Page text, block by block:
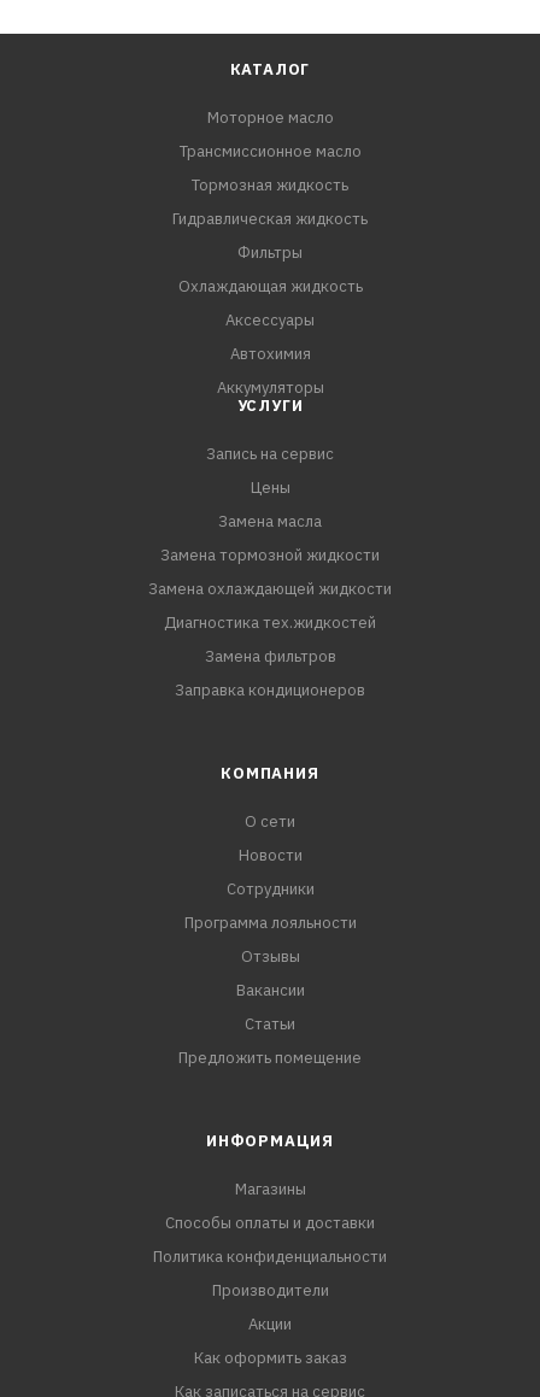
КАТАЛОГ
Моторное масло
Трансмиссионное масло
Тормозная жидкость
Гидравлическая жидкость
Фильтры
Охлаждающая жидкость
Аксессуары
Автохимия
Аккумуляторы
УСЛУГИ
Запись на сервис
Цены
Замена масла
Замена тормозной жидкости
Замена охлаждающей жидкости
Диагностика тех.жидкостей
Замена фильтров
Заправка кондиционеров
КОМПАНИЯ
О сети
Новости
Сотрудники
Программа лояльности
Отзывы
Вакансии
Статьи
Предложить помещение
ИНФОРМАЦИЯ
Магазины
Способы оплаты и доставки
Политика конфиденциальности
Производители
Акции
Как оформить заказ
Как записаться на сервис